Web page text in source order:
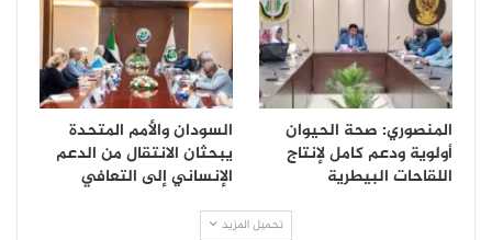
المنصوري: صحة الحيوان
أولوية ودعم كامل لإنتاج
اللقاحات البيطرية
السودان والأمم المتحدة
يبحثان الانتقال من الدعم
الإنساني إلى التعافي
تحميل المزيد